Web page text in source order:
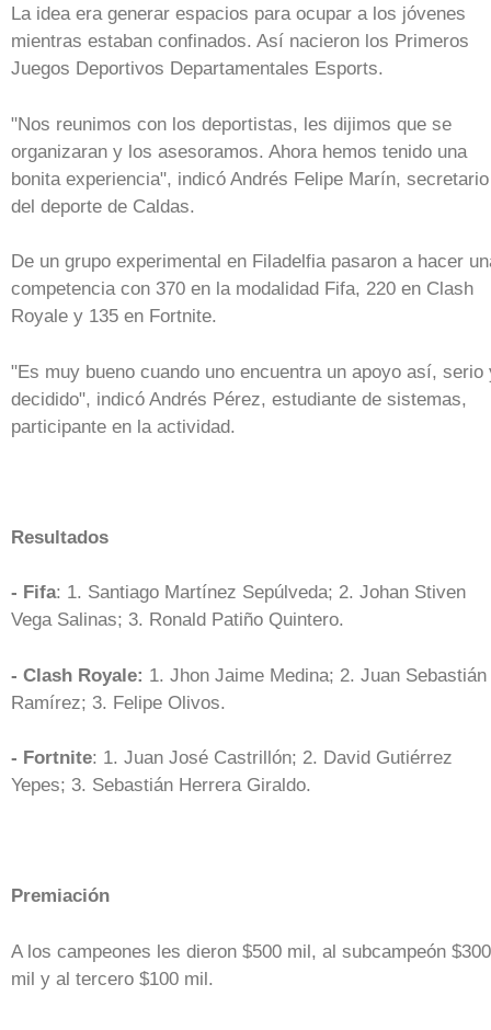
La idea era generar espacios para ocupar a los jóvenes
mientras estaban confinados. Así nacieron los Primeros
Juegos Deportivos Departamentales Esports.
"Nos reunimos con los deportistas, les dijimos que se
organizaran y los asesoramos. Ahora hemos tenido una
bonita experiencia", indicó Andrés Felipe Marín, secretario
del deporte de Caldas.
De un grupo experimental en Filadelfia pasaron a hacer
competencia con 370 en la modalidad Fifa, 220 en Clash
Royale y 135 en Fortnite.
"Es muy bueno cuando uno encuentra un apoyo así, serio
decidido", indicó Andrés Pérez, estudiante de sistemas,
participante en la actividad.
Resultados
- Fifa: 1. Santiago Martínez Sepúlveda; 2. Johan Stiven
Vega Salinas; 3. Ronald Patiño Quintero.
- Clash Royale: 1. Jhon Jaime Medina; 2. Juan Sebastián
Ramírez; 3. Felipe Olivos.
- Fortnite: 1. Juan José Castrillón; 2. David Gutiérrez
Yepes; 3. Sebastián Herrera Giraldo.
Premiación
A los campeones les dieron $500 mil, al subcampeón $300
mil y al tercero $100 mil.